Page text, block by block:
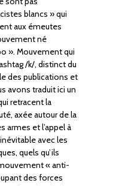
blancs » qui
aux émeutes
né
». Mouvement qui
/k/, distinct du
des publications et
avons traduit ici un
retracent la
axée autour de la
armes et l’appel à
avec les
quels qu’ils
mouvement « anti-
des forces